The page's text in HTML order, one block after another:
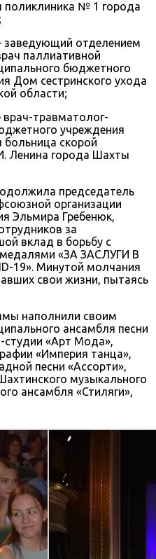
поликлиника № 1 города
заведующий отделением
паллиативной
бюджетного
Дом сестринского ухода
области;
врач-травматолог-
учреждения
больница скорой
Ленина города Шахты
председатель
организации
Эльмира Гребенюк,
за
вклад в борьбу с
«ЗА ЗАСЛУГИ В
19». Минутой молчания
свои жизни, пытаясь
наполнили своим
ансамбля песни
студии «Арт Мода»,
«Империя танца»,
песни «Ассорти»,
музыкального
ансамбля «Стиляги»,